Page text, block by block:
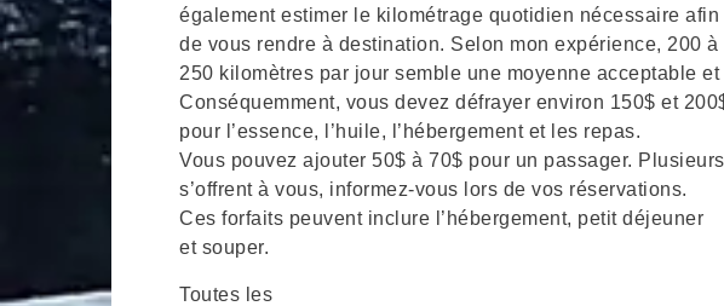
également estimer le kilométrage quotidien nécessaire afin
de vous rendre à destination. Selon mon expérience, 200 à
250 kilomètres par jour semble une moyenne acceptable et
Conséquemment, vous devez défrayer environ 150$ et
pour l’essence, l’huile, l’hébergement et les repas.
Vous pouvez ajouter 50$ à 70$ pour un passager.
s’offrent à vous, informez-vous lors de vos réservations.
Ces forfaits peuvent inclure l’hébergement, petit déjeuner
et souper.
Toutes les